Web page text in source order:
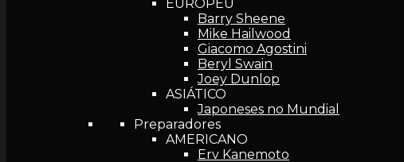
EUROPEU
Barry Sheene
Mike Hailwood
Giacomo Agostini
Beryl Swain
Joey Dunlop
ASIÁTICO
Japoneses no Mundial
Preparadores
AMERICANO
Erv Kanemoto